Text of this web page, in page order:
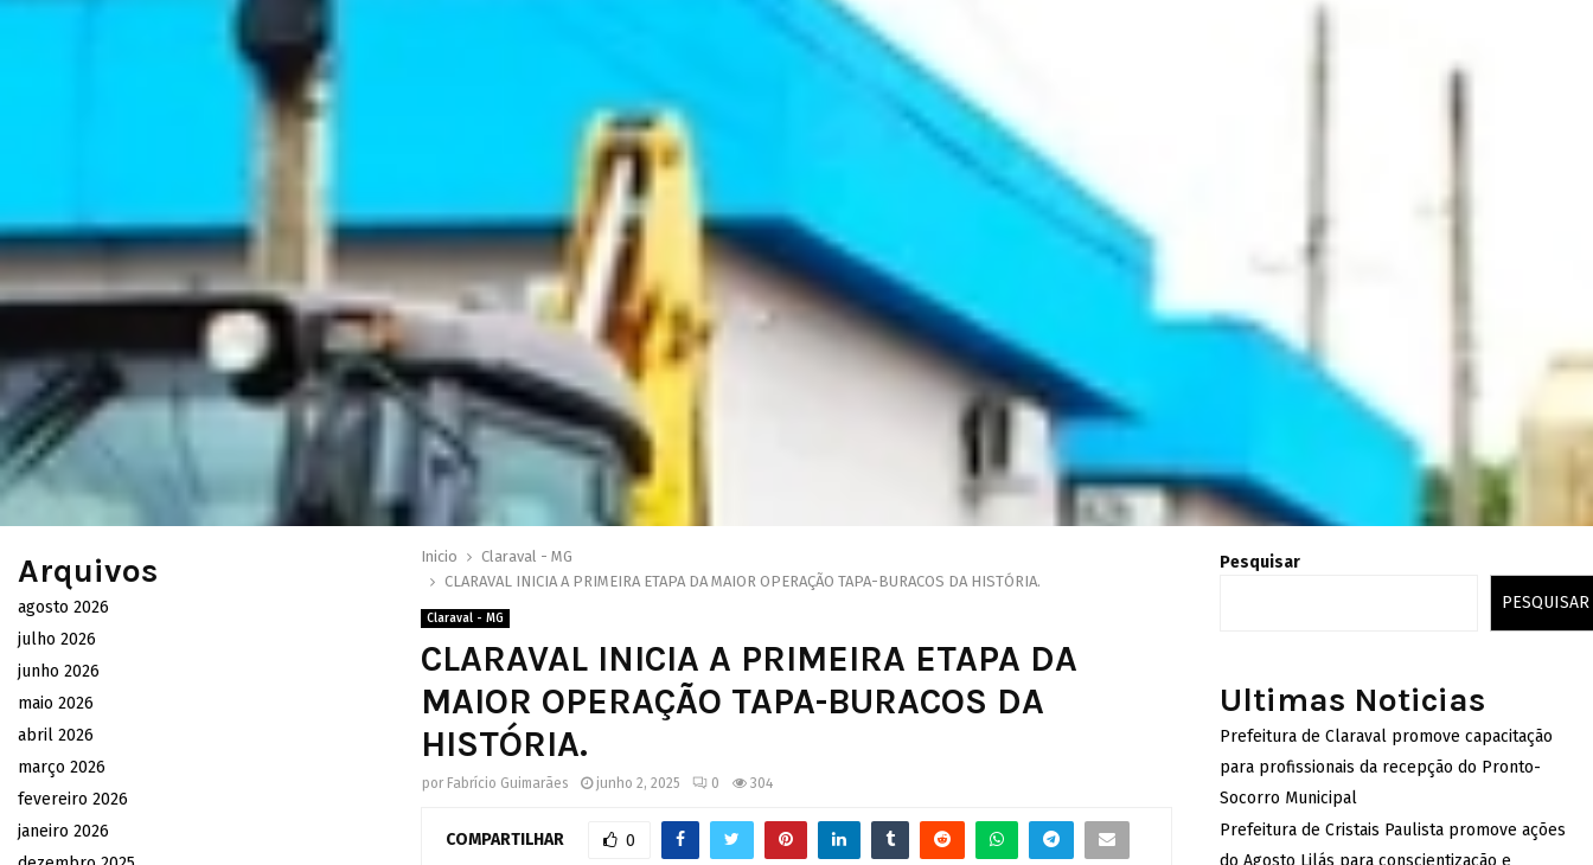
Inicio
Claraval - MG
CLARAVAL INICIA A PRIMEIRA ETAPA DA MAIOR OPERAÇÃO TAPA-BURACOS DA HISTÓRIA.
Claraval - MG
CLARAVAL INICIA A PRIMEIRA ETAPA DA
MAIOR OPERAÇÃO TAPA-BURACOS DA
HISTÓRIA.
por Fabrício Guimarães junho 2, 2025 0 304
COMPARTILHAR 0
Arquivos
agosto 2026
julho 2026
junho 2026
maio 2026
abril 2026
março 2026
fevereiro 2026
janeiro 2026
Pesquisar
PESQUISAR
Ultimas Noticias
Prefeitura de Claraval promove capacitação
para profissionais da recepção do Pronto-
Socorro Municipal
Prefeitura de Cristais Paulista promove ações